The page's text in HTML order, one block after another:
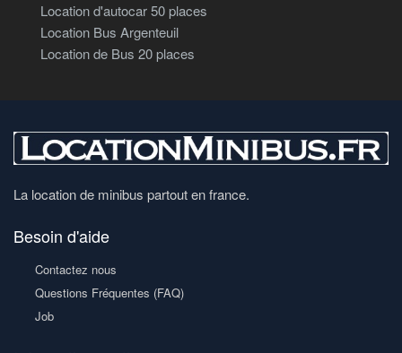
Location d'autocar 50 places
Location Bus Argenteuil
Location de Bus 20 places
La location de minibus partout en france.
Besoin d'aide
Contactez nous
Questions Fréquentes (FAQ)
Job